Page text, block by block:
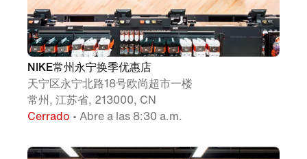
NIKE常州永宁换季优惠店
天宁区永宁北路18号欧尚超市一楼
常州, 江苏省, 213000, CN
Cerrado • Abre a las 8:30 a.m.